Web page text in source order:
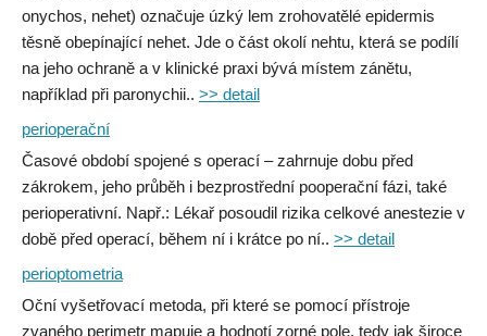
onychos, nehet) označuje úzký lem zrohovatělé epidermis
těsně obepínající nehet. Jde o část okolí nehtu, která se podílí
na jeho ochraně a v klinické praxi bývá místem zánětu,
například při paronychii.. >> detail
perioperační
Časové období spojené s operací – zahrnuje dobu před
zákrokem, jeho průběh i bezprostřední pooperační fázi, také
perioperativní. Např.: Lékař posoudil rizika celkové anestezie v
době před operací, během ní i krátce po ní.. >> detail
perioptometria
Oční vyšetřovací metoda, při které se pomocí přístroje
zvaného perimetr mapuje a hodnotí zorné pole, tedy jak široce